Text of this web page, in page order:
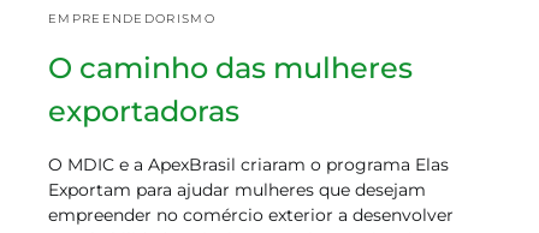
EMPREENDEDORISMO
O caminho das mulheres
exportadoras
O MDIC e a ApexBrasil criaram o programa Elas
Exportam para ajudar mulheres que desejam
empreender no comércio exterior a desenvolver